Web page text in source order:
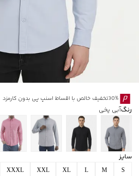
30%تخفیف خالص با اقساط اسنپ پی بدون کارمزد
رنگآبی یخی
سایز
S
M
L
XL
XXL
XXXL